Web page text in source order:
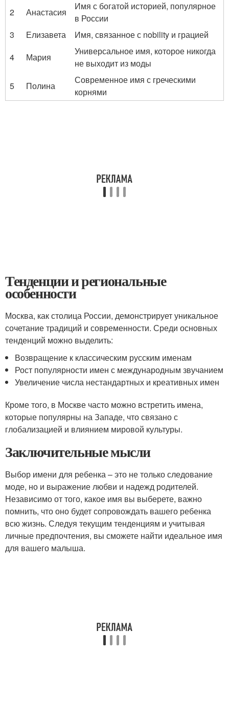
2 Анастасия
Имя с богатой историей, популярное
в России
3
Елизавета
Имя, связанное с nobility и грацией
4
Мария
Универсальное имя, которое никогда
не выходит из моды
5
Полина
Современное имя с греческими
корнями
Тенденции и региональные
особенности
Москва, как столица России, демонстрирует уникальное
сочетание традиций и современности. Среди основных
тенденций можно выделить:
Возвращение к классическим русским именам
Рост популярности имен с международным звучанием
Увеличение числа нестандартных и креативных имен
Кроме того, в Москве часто можно встретить имена,
которые популярны на Западе, что связано с
глобализацией и влиянием мировой культуры.
Заключительные мысли
Выбор имени для ребенка – это не только следование
моде, но и выражение любви и надежд родителей.
Независимо от того, какое имя вы выберете, важно
помнить, что оно будет сопровождать вашего ребенка
всю жизнь. Следуя текущим тенденциям и учитывая
личные предпочтения, вы сможете найти идеальное имя
для вашего малыша.